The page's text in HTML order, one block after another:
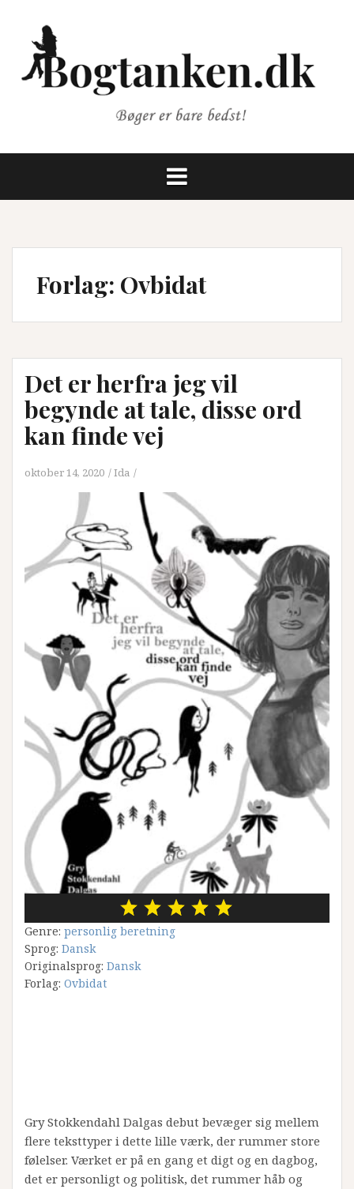
indhold
Forlag: Ovbidat
Det er herfra jeg vil
begynde at tale, disse ord
kan finde vej
oktober 14, 2020 Ida
Genre: personlig beretning
Sprog: Dansk
Originalsprog: Dansk
Forlag: Ovbidat
Gry Stokkendahl Dalgas debut bevæger sig mellem
flere teksttyper i dette lille værk, der rummer store
følelser. Værket er på en gang et digt og en dagbog,
det er personligt og politisk, det rummer håb og